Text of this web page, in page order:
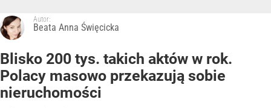
Autor:
Beata Anna Święcicka
Blisko 200 tys. takich aktów w rok.
Polacy masowo przekazują sobie
nieruchomości